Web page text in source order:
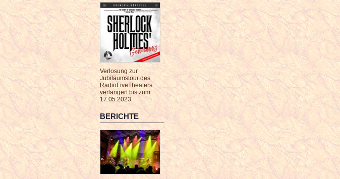
Verlosung zur
Jubiläumstour des
RadioLiveTheaters
verlängert bis zum
17.05.2023
BERICHTE